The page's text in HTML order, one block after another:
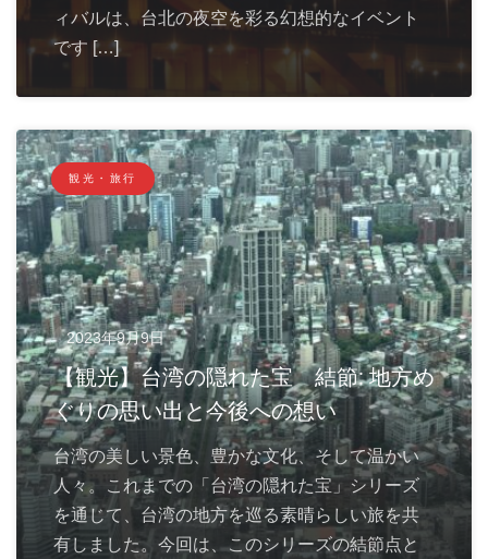
ィバルは、台北の夜空を彩る幻想的なイベント
です […]
観光・旅行
2023年9月9日
【観光】台湾の隠れた宝 結節: 地方め
ぐりの思い出と今後への想い
台湾の美しい景色、豊かな文化、そして温かい
人々。これまでの「台湾の隠れた宝」シリーズ
を通じて、台湾の地方を巡る素晴らしい旅を共
有しました。今回は、このシリーズの結節点と